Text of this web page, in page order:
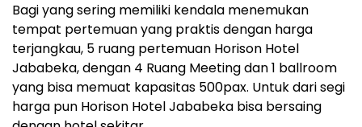
Bagi yang sering memiliki kendala menemukan
tempat pertemuan yang praktis dengan harga
terjangkau, 5 ruang pertemuan Horison Hotel
Jababeka, dengan 4 Ruang Meeting dan 1 ballroom
yang bisa memuat kapasitas 500pax. Untuk dari segi
harga pun Horison Hotel Jababeka bisa bersaing